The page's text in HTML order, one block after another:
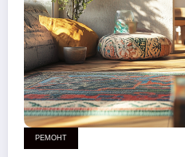
РЕМОНТ